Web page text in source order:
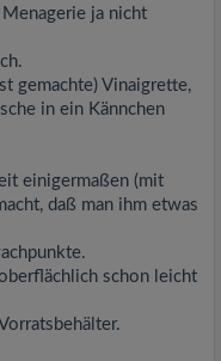
ja nicht
gemachte) Vinaigrette,
in ein Kännchen
einigermaßen (mit
daß man ihm etwas
schon leicht